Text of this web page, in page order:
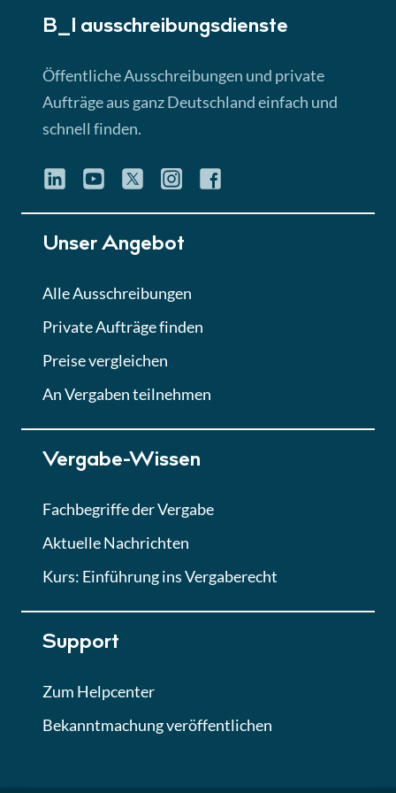
Lektion 3
► 4:31 Min
Quiz
Eignung im Vergabeverfahren
Lektion 6
Abgabe von Angeboten
Lektion
Lektion 7
Finales Quiz
B_I ausschreibungs­dienste
Öffentliche Ausschreibungen und private
Aufträge aus ganz Deutschland einfach und
schnell finden.
Unser Angebot
Alle Ausschreibungen
Private Aufträge finden
Preise vergleichen
An Vergaben teilnehmen
Vergabe-Wissen
Fachbegriffe der Vergabe
Aktuelle Nachrichten
Kurs: Einführung ins Vergaberecht
Support
Zum Helpcenter
Bekanntmachung veröffentlichen